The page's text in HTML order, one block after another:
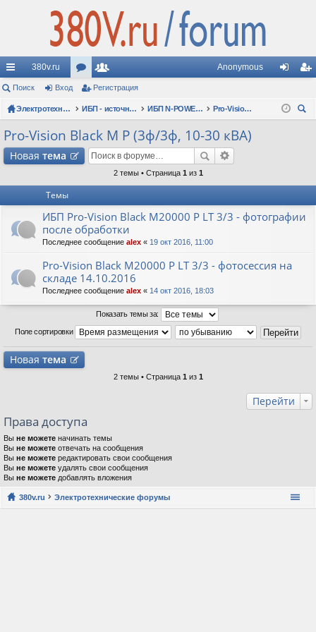
с
ы
лк
380v.ru
ор
ум
ы
ол
ьз
ов
ат
Anonymous
д ис
Поиск Вход Регистрация
Электротехнические форумы ИБП - источники бесперебойного питания ИБП N-POWER: новые модели (презентации, фотосессии, обзоры)
Pro-Vision Black M P (3ф/3ф, 10-30 кВА)
Pro-Vision Black M P (3ф/3ф, 10-30 кВА)
Новая тема
2 темы • Страница 1 из 1
Темы
ИБП Pro-Vision Black M20000 P LT 3/3 - фотографии
после обработки
Последнее сообщение alex « 19 окт 2016, 11:00
Pro-Vision Black M20000 P LT 3/3 - фотосессия на
складе 14.10.2016
Последнее сообщение alex « 14 окт 2016, 18:03
Показать темы за:
Поле сортировки
Новая тема
2 темы • Страница 1 из 1
Перейти
Права доступа
Вы не можете начинать темы
Вы не можете отвечать на сообщения
Вы не можете редактировать свои сообщения
Вы не можете удалять свои сообщения
Вы не можете добавлять вложения
380v.ru Электротехнические форумы